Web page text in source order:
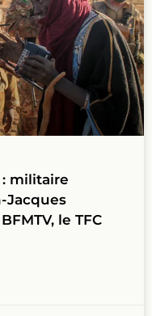
militaire
Jacques
le TFC